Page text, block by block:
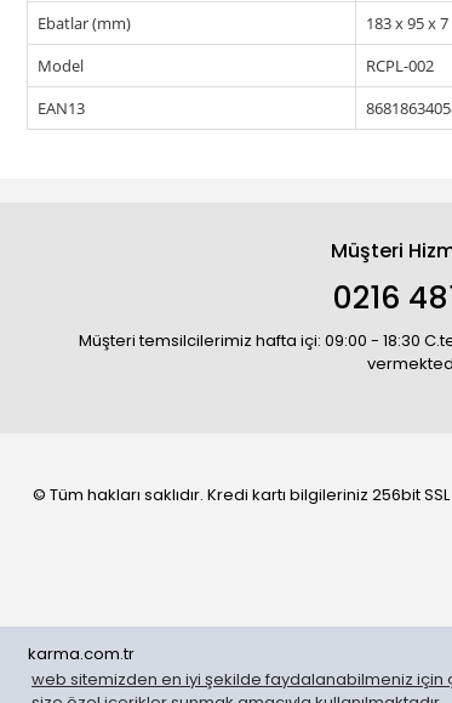
karma.com.tr
web sitemizden en iyi şekilde faydalanabilmeniz için
WhatsApp Sipariş
Ebatlar (mm)
183 x 95 x 7
Model
RCPL-002
EAN13
Müşteri
0216
Müşteri temsilcilerimiz hafta içi: 09:00 - 18:30
© Tüm hakları saklıdır. Kredi kartı bilgileriniz 256bit